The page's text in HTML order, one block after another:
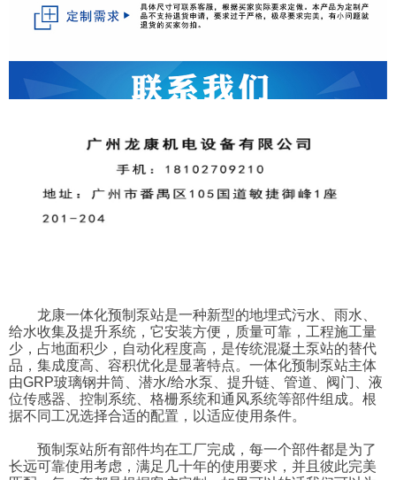
龙康一体化预制泵站是一种新型的地埋式污水、雨水、
给水收集及提升系统，它安装方便，质量可靠，工程施工量
少，占地面积少，自动化程度高，是传统混凝土泵站的替代
品，集成度高、容积优化是显著特点。一体化预制泵站主体
由GRP玻璃钢井筒、潜水/给水泵、提升链、管道、阀门、液
位传感器、控制系统、格栅系统和通风系统等部件组成。根
据不同工况选择合适的配置，以适应使用条件。
预制泵站所有部件均在工厂完成，每一个部件都是为了
长远可靠使用考虑，满足几十年的使用要求，并且彼此完美